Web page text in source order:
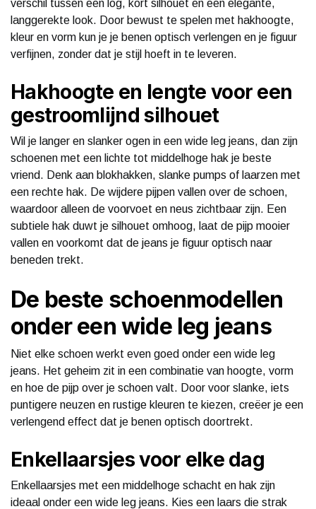
verschil tussen een log, kort silhouet en een elegante,
langgerekte look. Door bewust te spelen met hakhoogte,
kleur en vorm kun je je benen optisch verlengen en je figuur
verfijnen, zonder dat je stijl hoeft in te leveren.
Hakhoogte en lengte voor een
gestroomlijnd silhouet
Wil je langer en slanker ogen in een wide leg jeans, dan zijn
schoenen met een lichte tot middelhoge hak je beste
vriend. Denk aan blokhakken, slanke pumps of laarzen met
een rechte hak. De wijdere pijpen vallen over de schoen,
waardoor alleen de voorvoet en neus zichtbaar zijn. Een
subtiele hak duwt je silhouet omhoog, laat de pijp mooier
vallen en voorkomt dat de jeans je figuur optisch naar
beneden trekt.
De beste schoenmodellen
onder een wide leg jeans
Niet elke schoen werkt even goed onder een wide leg
jeans. Het geheim zit in een combinatie van hoogte, vorm
en hoe de pijp over je schoen valt. Door voor slanke, iets
puntigere neuzen en rustige kleuren te kiezen, creëer je een
verlengend effect dat je benen optisch doortrekt.
Enkellaarsjes voor elke dag
Enkellaarsjes met een middelhoge schacht en hak zijn
ideaal onder een wide leg jeans. Kies een laars die strak